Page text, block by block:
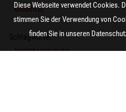
Mobilität
Schlagworte:
Verkehrsplanung
Diese Webseite verwendet Cookies.
stimmen Sie der Verwendung von
finden Sie in unseren